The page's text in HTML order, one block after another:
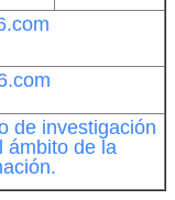
de investigación
ámbito de la